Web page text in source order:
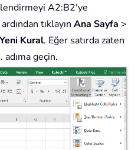
A2:B2'ye
tıklayın Ana Sayfa >
Yeni Kural. Eğer satırda zaten
geçin.